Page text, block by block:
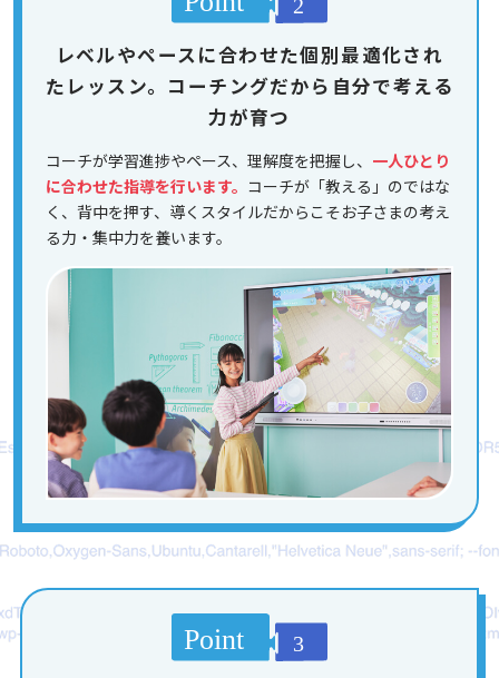
レベルやペースに合わせた個別最適化され
たレッスン。コーチングだから自分で考える
力が育つ
コーチが学習進捗やペース、理解度を把握し、 一人ひとり
に合わせた指導を行います。 コーチが「教える」のではな
く、背中を押す、導くスタイルだからこそお子さまの考え
る力・集中力を養います。